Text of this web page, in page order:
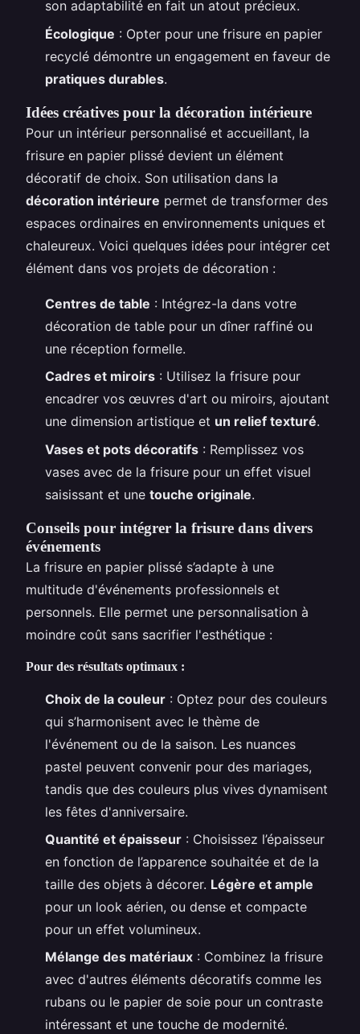
son adaptabilité en fait un atout précieux.
Écologique : Opter pour une frisure en papier
recyclé démontre un engagement en faveur de
pratiques durables.
Idées créatives pour la décoration intérieure
Pour un intérieur personnalisé et accueillant, la
frisure en papier plissé devient un élément
décoratif de choix. Son utilisation dans la
décoration intérieure permet de transformer des
espaces ordinaires en environnements uniques et
chaleureux. Voici quelques idées pour intégrer cet
élément dans vos projets de décoration :
Centres de table : Intégrez-la dans votre
décoration de table pour un dîner raffiné ou
une réception formelle.
Cadres et miroirs : Utilisez la frisure pour
encadrer vos œuvres d'art ou miroirs, ajoutant
une dimension artistique et un relief texturé.
Vases et pots décoratifs : Remplissez vos
vases avec de la frisure pour un effet visuel
saisissant et une touche originale.
Conseils pour intégrer la frisure dans divers
événements
La frisure en papier plissé s’adapte à une
multitude d'événements professionnels et
personnels. Elle permet une personnalisation à
moindre coût sans sacrifier l'esthétique :
Pour des résultats optimaux :
Choix de la couleur : Optez pour des couleurs
qui s’harmonisent avec le thème de
l'événement ou de la saison. Les nuances
pastel peuvent convenir pour des mariages,
tandis que des couleurs plus vives dynamisent
les fêtes d'anniversaire.
Quantité et épaisseur : Choisissez l’épaisseur
en fonction de l’apparence souhaitée et de la
taille des objets à décorer. Légère et ample
pour un look aérien, ou dense et compacte
pour un effet volumineux.
Mélange des matériaux : Combinez la frisure
avec d'autres éléments décoratifs comme les
rubans ou le papier de soie pour un contraste
intéressant et une touche de modernité.